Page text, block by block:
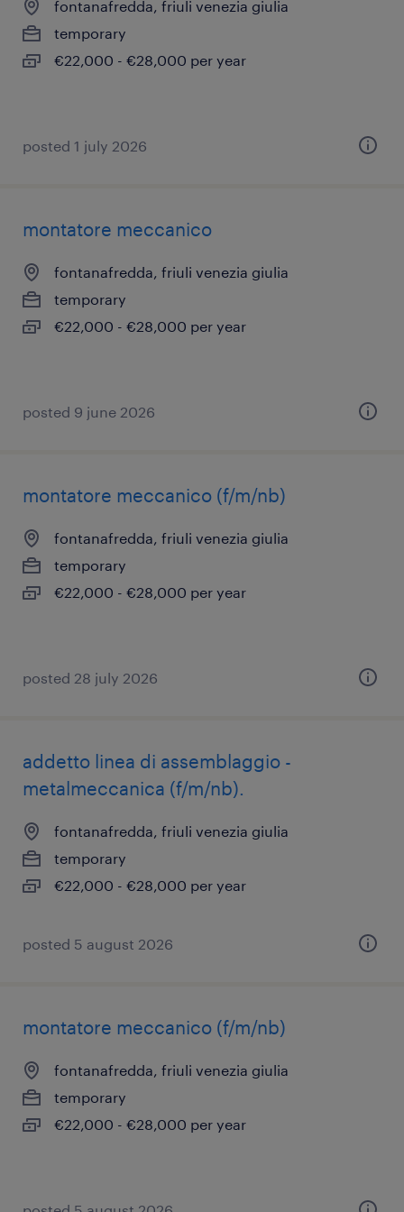
fontanafredda, friuli venezia giulia
temporary
€22,000 - €28,000 per year
posted 1 july 2026
montatore meccanico
fontanafredda, friuli venezia giulia
temporary
€22,000 - €28,000 per year
posted 9 june 2026
montatore meccanico (f/m/nb)
fontanafredda, friuli venezia giulia
temporary
€22,000 - €28,000 per year
posted 28 july 2026
addetto linea di assemblaggio -
metalmeccanica (f/m/nb).
fontanafredda, friuli venezia giulia
temporary
€22,000 - €28,000 per year
posted 5 august 2026
montatore meccanico (f/m/nb)
fontanafredda, friuli venezia giulia
temporary
€22,000 - €28,000 per year